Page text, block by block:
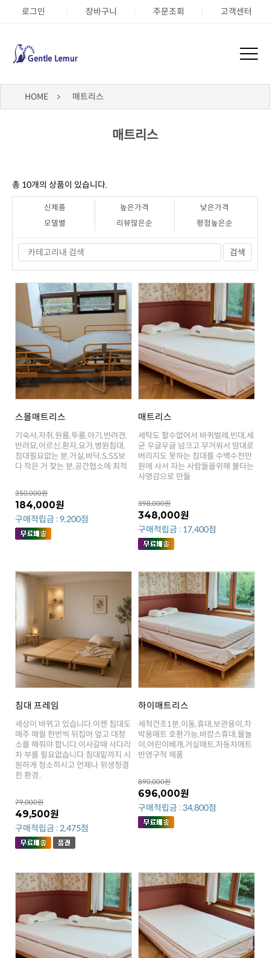
로그인 장바구니 주문조회 고객센터
HOME 매트리스
매트리스
총 10개의 상품이 있습니다.
신제품 높은가격
낮은가격
모델별
리뷰많은순 평점높은순
검색
스몰매트리스
다 작은 거 찾는 분,공간협소에 최적
350,000원
184,000원
구매적립금 : 9,200점
매트리스
사명감으로 만듦
398,000원
348,000원
구매적립금 : 17,400점
침대 프레임
힌 환경..
79,000원
49,500원
구매적립금 : 2,475점
하이매트리스
반영구적 제품
890,000원
696,000원
구매적립금 : 34,800점